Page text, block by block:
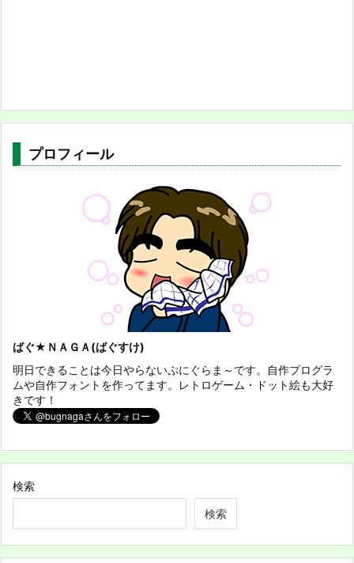
プロフィール
ばぐ★ＮＡＧＡ(ばぐすけ)
明日できることは今日やらないぷにぐらま～です。自作プログラ
ムや自作フォントを作ってます。レトロゲーム・ドット絵も大好
きです！
検索
検索